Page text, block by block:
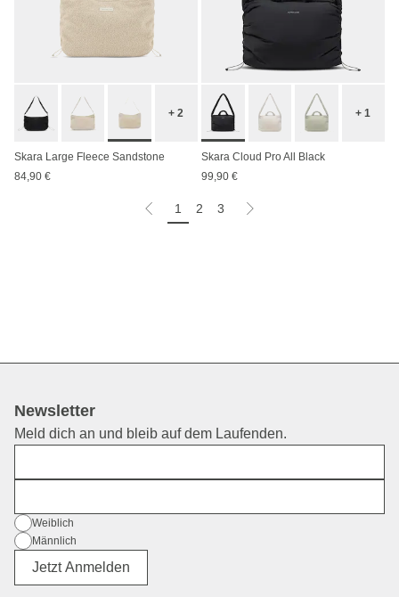
+ 2
Skara Large Fleece Sandstone
84,90 €
+ 1
Skara Cloud Pro All Black
99,90 €
1 2 3
Newsletter
Meld dich an und bleib auf dem Laufenden.
Geschlecht
Weiblich
Männlich
Divers
Jetzt Anmelden